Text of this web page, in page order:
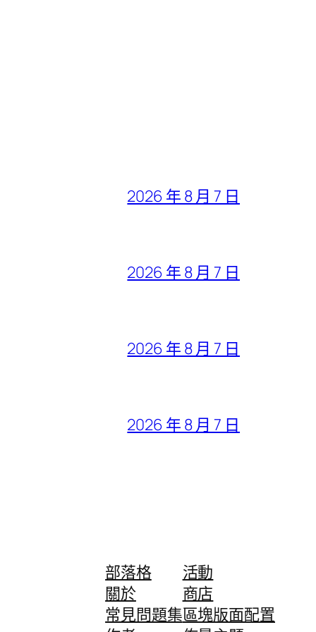
2026 年 8 月 7 日
2026 年 8 月 7 日
2026 年 8 月 7 日
2026 年 8 月 7 日
部落格
關於
常見問題集
活動
商店
區塊版面配置